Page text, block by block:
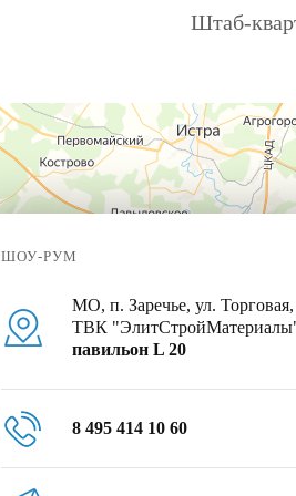
Штаб-
ШОУ-РУМ
МО, п. Заречье, ул. Торговая,
ТВК
павильон L 20
8 495 414 10 60